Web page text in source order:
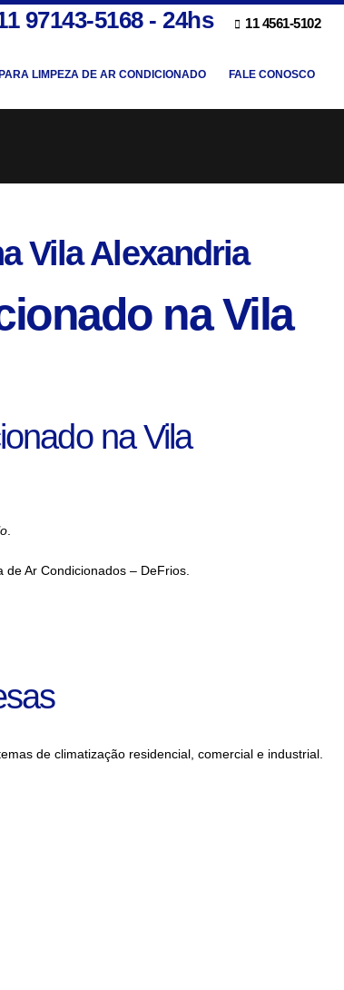
97143-5168 - 24hs 11 4561-5102
LIMPEZA DE AR CONDICIONADO FALE CONOSCO
Vila Alexandria
na Vila
na Vila
Ar Condicionados – DeFrios.
de climatização residencial, comercial e industrial.